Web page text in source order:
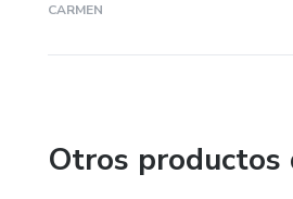
CARMEN
Otros productos